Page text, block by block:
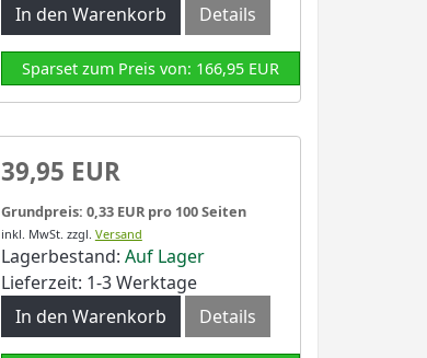
In den Warenkorb
Details
Sparset zum Preis von: 166,95 EUR
39,95 EUR
Grundpreis: 0,33 EUR pro 100 Seiten
inkl. MwSt. zzgl. Versand
Lagerbestand: Auf Lager
Lieferzeit: 1-3 Werktage
In den Warenkorb
Details